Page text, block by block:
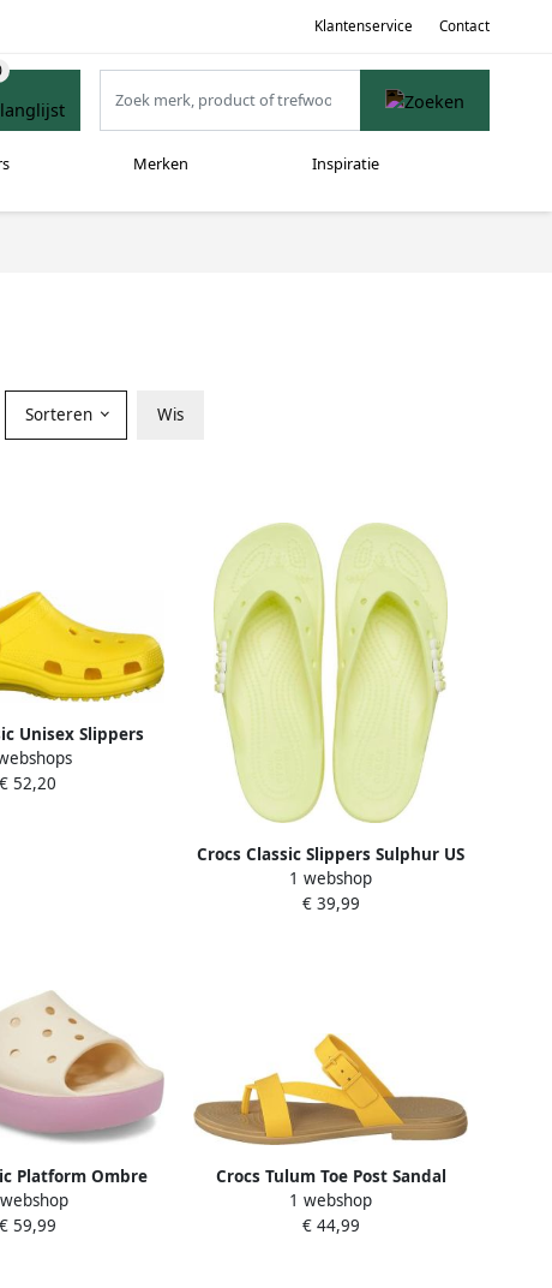
Klantenservice Contact
Merken Inspiratie
Sorteren Wis
Unisex Slippers
Comfort &
€ 52,20
Crocs Classic Slippers Sulphur US
M7 W9
1 webshop
€ 39,99
Platform Ombre
Vanilla Multi
€ 59,99
Crocs Tulum Toe Post Sandal
Canary Yellow US W11
1 webshop
€ 44,99